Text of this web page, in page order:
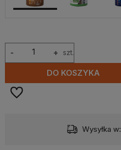
+
- szt.
DO KOSZYKA
Wysyłka w: